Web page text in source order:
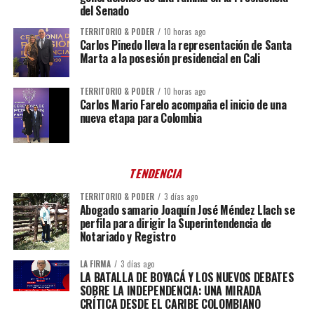
del Senado
TERRITORIO & PODER 10 horas ago
Carlos Pinedo lleva la representación de Santa
Marta a la posesión presidencial en Cali
TERRITORIO & PODER 10 horas ago
Carlos Mario Farelo acompaña el inicio de una
nueva etapa para Colombia
TENDENCIA
TERRITORIO & PODER 3 días ago
Abogado samario Joaquín José Méndez Llach se
perfila para dirigir la Superintendencia de
Notariado y Registro
LA FIRMA 3 días ago
LA BATALLA DE BOYACÁ Y LOS NUEVOS DEBATES
SOBRE LA INDEPENDENCIA: UNA MIRADA
CRÍTICA DESDE EL CARIBE COLOMBIANO